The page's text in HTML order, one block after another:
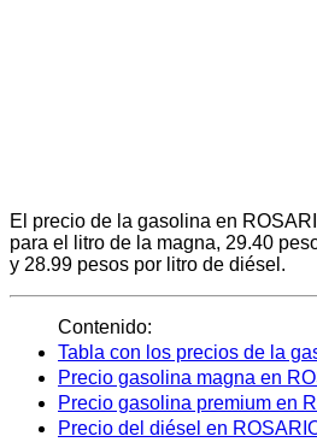
El precio de la gasolina en
para el litro de la magna, 29.40
y 28.99 pesos por litro de diésel.
Contenido:
Tabla con los precios de la
Precio gasolina magna en
Precio gasolina premium en
Precio del diésel en